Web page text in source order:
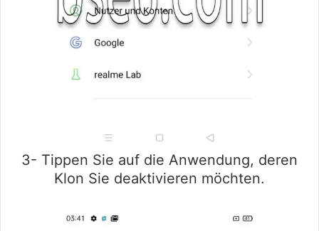
3- Tippen Sie auf die Anwendung, deren
Klon Sie deaktivieren möchten.